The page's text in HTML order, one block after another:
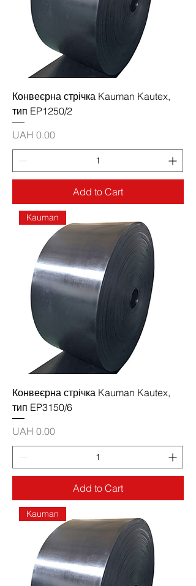
Конвеєрна стрічка Kauman Kautex,
тип EP1250/2
Price
UAH 0.00
Add to Cart
Kauman
Конвеєрна стрічка Kauman Kautex,
тип EP3150/6
Price
UAH 0.00
Add to Cart
Kauman